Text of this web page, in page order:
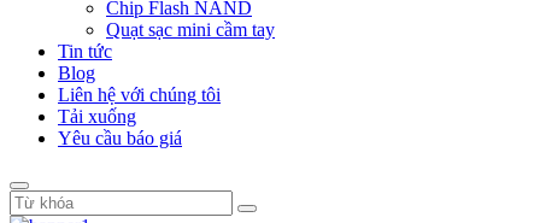
Chip Flash NAND
Quạt sạc mini cầm tay
Tin tức
Blog
Liên hệ với chúng tôi
Tải xuống
Yêu cầu báo giá